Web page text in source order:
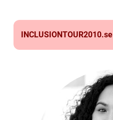
INCLUSIONTOUR2010.se